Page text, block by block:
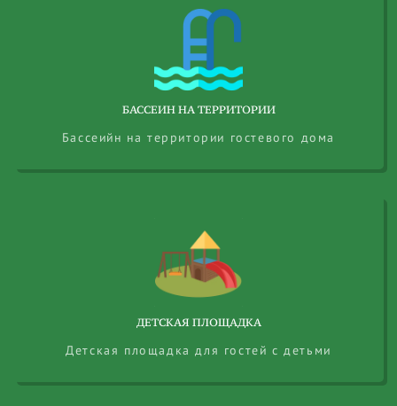
БАССЕИН НА ТЕРРИТОРИИ
Бассеийн на территории гостевого дома
ДЕТСКАЯ ПЛОЩАДКА
Детская площадка для гостей с детьми